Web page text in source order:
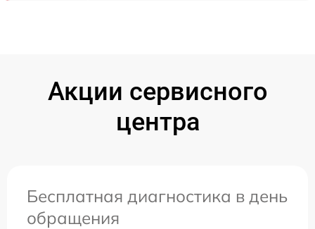
Акции сервисного
центра
Бесплатная диагностика в день
обращения